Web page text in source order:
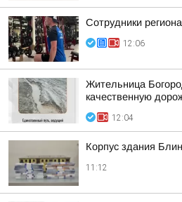
Сотрудники
12:06
Жительница
качественную
12:04
Корпус здания
11:12